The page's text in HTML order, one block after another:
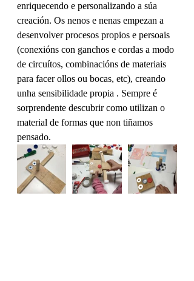
enriquecendo e personalizando a súa
creación. Os nenos e nenas empezan a
desenvolver procesos propios e persoais
(conexións con ganchos e cordas a modo
de circuítos, combinacións de materiais
para facer ollos ou bocas, etc), creando
unha sensibilidade propia . Sempre é
sorprendente descubrir como utilizan o
material de formas que non tiñamos
pensado.